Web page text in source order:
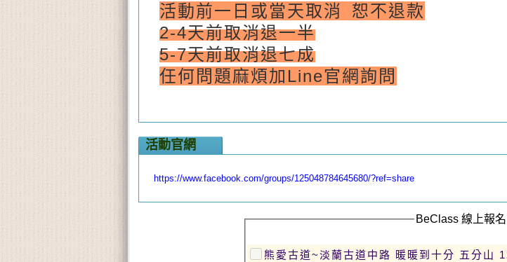
活動前一日或當天取消 恕不退款
2-4天前取消退一半
5-7天前取消退七成
任何問題麻煩加Line官網詢問
活動官網
https://www.facebook.com/groups/125048784645680/?ref=share
BeClass 線上報
熊愛古道~淡蘭古道中路 暖暖到十分 五分山